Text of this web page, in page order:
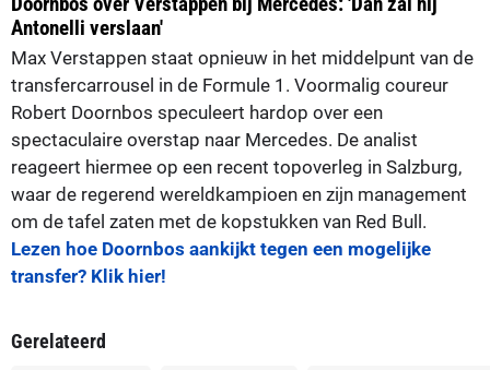
Antonelli verslaan'
Max Verstappen staat opnieuw in het middelpunt van de
transfercarrousel in de Formule 1. Voormalig coureur
Robert Doornbos speculeert hardop over een
spectaculaire overstap naar Mercedes. De analist
reageert hiermee op een recent topoverleg in Salzburg,
waar de regerend wereldkampioen en zijn management
om de tafel zaten met de kopstukken van Red Bull.
Lezen hoe Doornbos aankijkt tegen een mogelijke
transfer? Klik hier!
Gerelateerd